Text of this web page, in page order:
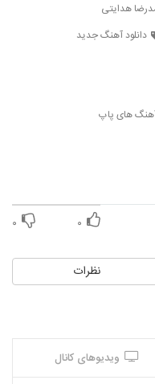
علیرضا قربانی
آرامش
و زیبای امیر کاظمی با نام
از سپهر خلسه(رپ)
Salar
هدایتی
دانلود آهنگ جدید
آهنگ های پاپ
۰ ۰
نظرات
ویدیوهای کانال